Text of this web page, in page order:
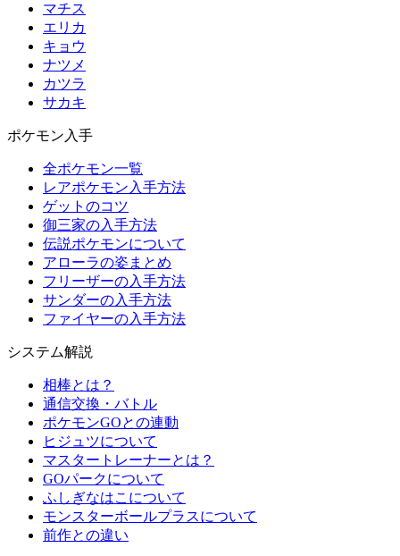
マチス
エリカ
キョウ
ナツメ
カツラ
サカキ
ポケモン入手
全ポケモン一覧
レアポケモン入手方法
ゲットのコツ
御三家の入手方法
伝説ポケモンについて
アローラの姿まとめ
フリーザーの入手方法
サンダーの入手方法
ファイヤーの入手方法
システム解説
相棒とは？
通信交換・バトル
ポケモンGOとの連動
ヒジュツについて
マスタートレーナーとは？
GOパークについて
ふしぎなはこについて
モンスターボールプラスについて
前作との違い